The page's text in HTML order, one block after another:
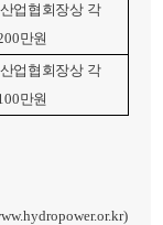
업협회장상 각
만원
업협회장상 각
만원